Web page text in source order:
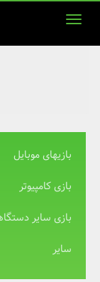
بازیهای موبایل
بازی کامپیوتر
بازی سایر
سایر